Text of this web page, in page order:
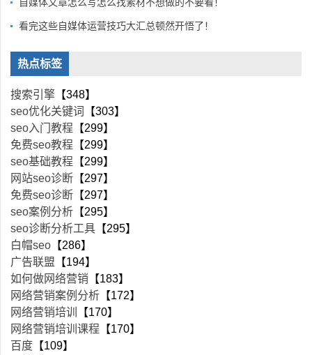
自媒体文章怎么写怎么找素材不想做的不要看！
看完这些自媒体运营技巧大汇总顿然开悟了！
热点标签
搜索引擎 【348】
seo优化关键词
【303】
seo入门教程 【299】
免费seo教程 【299】
seo基础教程 【299】
网站seo诊断 【297】
免费seo诊断 【297】
seo案例分析 【295】
seo诊断分析工具 【295】
白帽seo 【286】
广告联盟 【194】
如何做网络营销 【183】
网络营销案例分析 【172】
网络营销培训
【170】
网络营销培训课程 【170】
百度 【109】